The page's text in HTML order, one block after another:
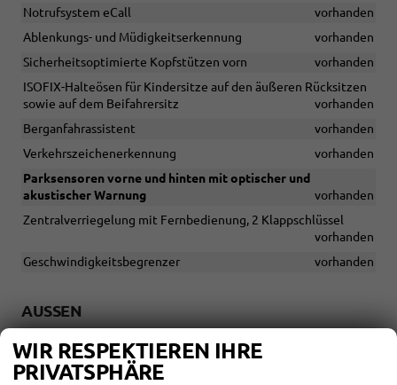
Notrufsystem eCall
vorhanden
Ablenkungs- und Müdigkeitserkennung
vorhanden
Sicherheitsoptimierte Kopfstützen vorn
vorhanden
ISOFIX-Halteösen für Kindersitze auf den äußeren Rücksitzen
sowie auf dem Beifahrersitz
vorhanden
Berganfahrassistent
vorhanden
Verkehrszeichenerkennung
vorhanden
Parksensoren vorne und hinten mit optischer und
akustischer Warnung
vorhanden
Zentralverriegelung mit Fernbedienung, 2 Klappschlüssel
vorhanden
Geschwindigkeitsbegrenzer
vorhanden
AUSSEN
LED-Tagfahrlicht
WIR RESPEKTIEREN IHRE
PRIVATSPHÄRE